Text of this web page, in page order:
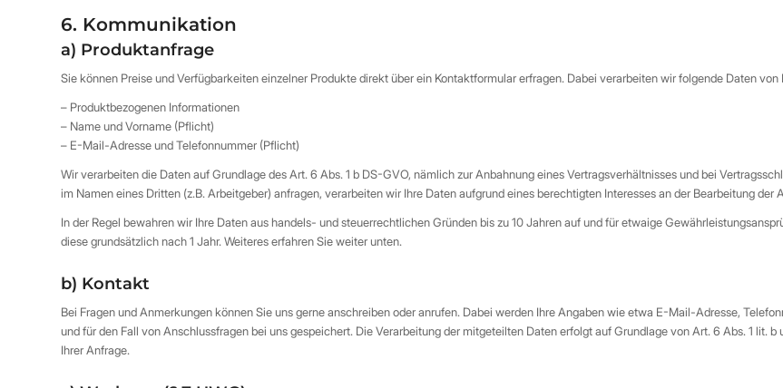
6. Kommunikation
a) Produktanfrage
Sie können Preise und Verfügbarkeiten einzelner Produkte direkt über ein Kontaktformular erfragen. Dabei verarbeiten wir folgende Daten von
– Produktbezogenen Informationen
– Name und Vorname (Pflicht)
– E-Mail-Adresse und Telefonnummer (Pflicht)
Wir verarbeiten die Daten auf Grundlage des Art. 6 Abs. 1 b DS-GVO, nämlich zur Anbahnung eines Vertragsverhältnisses und bei
im Namen eines Dritten (z.B. Arbeitgeber) anfragen, verarbeiten wir Ihre Daten aufgrund eines berechtigten Interesses an der Bearbeitung der
In der Regel bewahren wir Ihre Daten aus handels- und steuerrechtlichen Gründen bis zu 10 Jahren auf und für etwaige
diese grundsätzlich nach 1 Jahr. Weiteres erfahren Sie weiter unten.
b) Kontakt
Bei Fragen und Anmerkungen können Sie uns gerne anschreiben oder anrufen. Dabei werden Ihre Angaben wie etwa E-Mail-Adresse,
und für den Fall von Anschlussfragen bei uns gespeichert. Die Verarbeitung der mitgeteilten Daten erfolgt auf Grundlage von Art. 6 Abs. 1 lit.
Ihrer Anfrage.